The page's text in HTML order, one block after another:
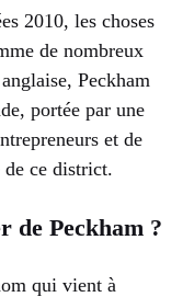
2010, les choses
de nombreux
Peckham
portée par une
et de
de ce district.
de Peckham ?
qui vient à